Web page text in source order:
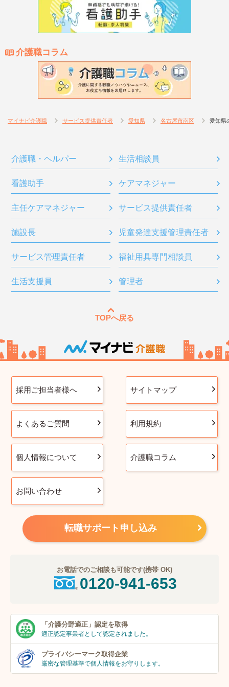
介護職コラム
マイナビ介護職 サービス提供責任者 愛知県 名古屋市南区 愛知県
介護職・ヘルパー 生活相談員
看護助手 ケアマネジャー
主任ケアマネジャー サービス提供責任者
施設長 児童発達支援管理責任者
サービス管理責任者 福祉用具専門相談員
生活支援員 管理者
TOPへ戻る
採用ご担当者様へ サイトマップ
よくあるご質問 利用規約
個人情報について 介護職コラム
お問い合わせ
転職サポート申し込み
お電話でのご相談も可能です(携帯 OK)
0120-941-653
「介護分野適正」 認定を取得
適正認定事業者として認定されました。
プライバシーマーク取得企業
厳密な管理基準で個人情報をお守りします。